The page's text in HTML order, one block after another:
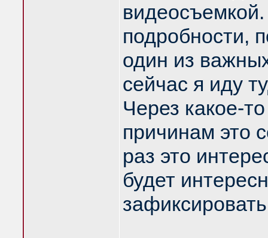
подробности,
один из
сейчас я иду
Через какое-
причинам это
раз это
будет